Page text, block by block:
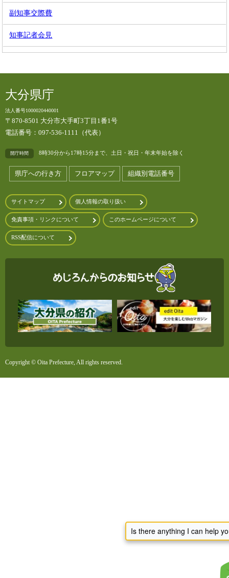
副知事交際費
知事記者会見
大分県庁
法人番号1000020440001
〒870-8501 大分市大手町3丁目1番1号
電話番号：097-536-1111（代表）
開庁時間 8時30分から17時15分まで、土日・祝日・年末年始を除く
県庁への行き方 フロアマップ 組織別電話番号
サイトマップ 個人情報の取り扱い
免責事項・リンクについて このホームページについて
RSS配信について
Copyright © Oita Prefecture, All rights reserved.